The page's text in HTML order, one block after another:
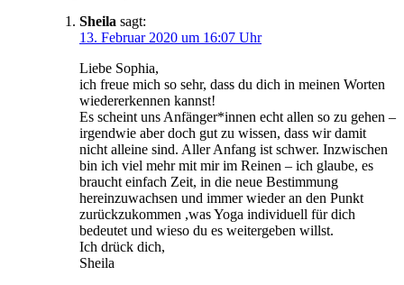
Sheila sagt:
13. Februar 2020 um 16:07 Uhr
Liebe Sophia,
ich freue mich so sehr, dass du dich in meinen Worten
wiedererkennen kannst!
Es scheint uns Anfänger*innen echt allen so zu gehen –
irgendwie aber doch gut zu wissen, dass wir damit
nicht alleine sind. Aller Anfang ist schwer. Inzwischen
bin ich viel mehr mit mir im Reinen – ich glaube, es
braucht einfach Zeit, in die neue Bestimmung
hereinzuwachsen und immer wieder an den Punkt
zurückzukommen ,was Yoga individuell für dich
bedeutet und wieso du es weitergeben willst.
Ich drück dich,
Sheila